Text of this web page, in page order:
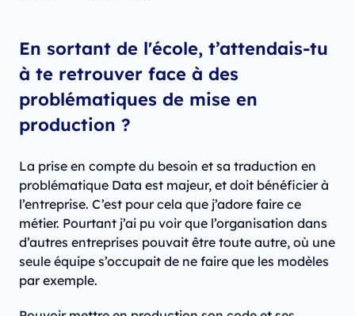
En sortant de l'école, t’attendais-tu
à te retrouver face à des
problématiques de mise en
production ?
La prise en compte du besoin et sa traduction en
problématique Data est majeur, et doit bénéficier à
l’entreprise. C’est pour cela que j’adore faire ce
métier. Pourtant j’ai pu voir que l’organisation dans
d’autres entreprises pouvait être toute autre, où une
seule équipe s’occupait de ne faire que les modèles
par exemple.